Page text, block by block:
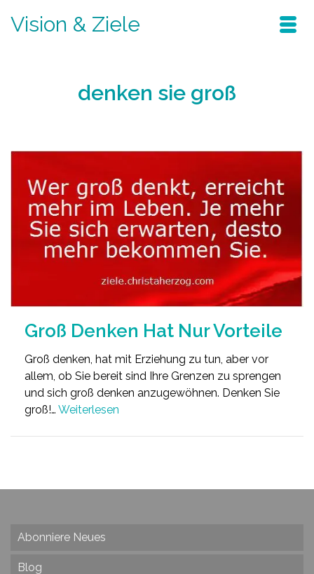
Vision & Ziele
denken sie groß
Groß Denken Hat Nur Vorteile
Groß denken, hat mit Erziehung zu tun, aber vor
allem, ob Sie bereit sind Ihre Grenzen zu sprengen
und sich groß denken anzugewöhnen. Denken Sie
groß!… Weiterlesen
Abonniere Neues
Blog